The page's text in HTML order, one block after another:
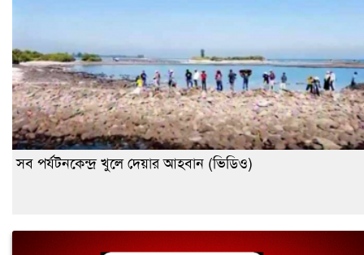
সব পর্যটনকেন্দ্র খুলে দেয়ার আহবান (ভিডিও)